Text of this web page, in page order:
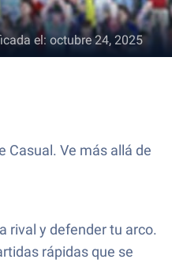
el:octubre 24, 2025
Casual. Ve más allá de
rival y defender tu arco.
rápidas que se